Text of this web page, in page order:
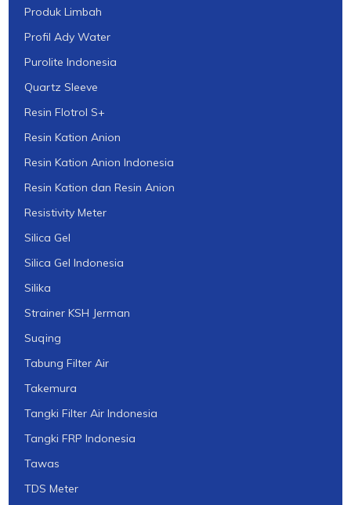
Produk Limbah
Profil Ady Water
Purolite Indonesia
Quartz Sleeve
Resin Flotrol S+
Resin Kation Anion
Resin Kation Anion Indonesia
Resin Kation dan Resin Anion
Resistivity Meter
Silica Gel
Silica Gel Indonesia
Silika
Strainer KSH Jerman
Suqing
Tabung Filter Air
Takemura
Tangki Filter Air Indonesia
Tangki FRP Indonesia
Tawas
TDS Meter